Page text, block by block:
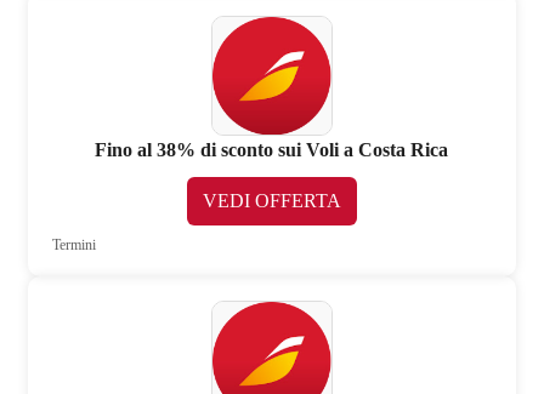
Fino al 38% di sconto sui Voli a Costa Rica
VEDI OFFERTA
Termini